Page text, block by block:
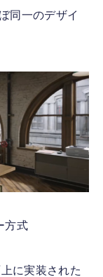
同一のデザイ
方式
に実装された